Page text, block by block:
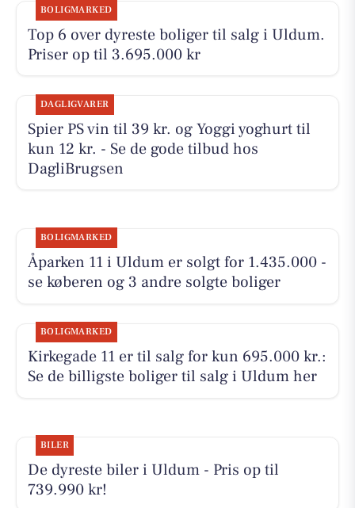
BOLIGMARKED
Top 6 over dyreste boliger til salg i Uldum.
Priser op til 3.695.000 kr
DAGLIGVARER
Spier PS vin til 39 kr. og Yoggi yoghurt til
kun 12 kr. - Se de gode tilbud hos
DagliBrugsen
BOLIGMARKED
Åparken 11 i Uldum er solgt for 1.435.000 -
se køberen og 3 andre solgte boliger
BOLIGMARKED
Kirkegade 11 er til salg for kun 695.000 kr.:
Se de billigste boliger til salg i Uldum her
BILER
De dyreste biler i Uldum - Pris op til
739.990 kr!